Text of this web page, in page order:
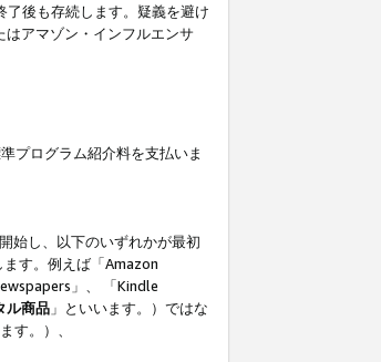
後も存続します。疑義を避け
アマゾン・インフルエンサ
プログラム紹介料を支払いま
始し、以下のいずれかが最初
す。例えば「Amazon
」、 「Kindle
ル商品 」といいます。）ではな
す。）、